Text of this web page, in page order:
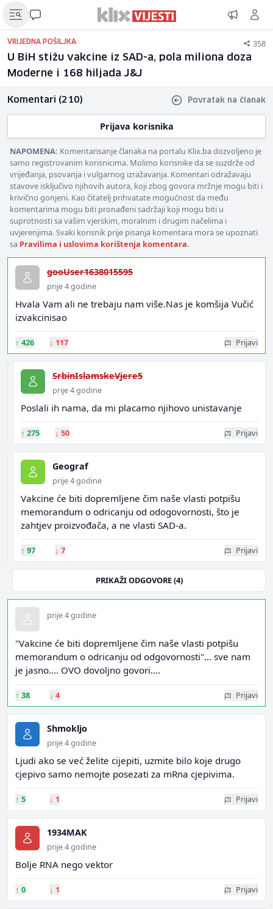
VRIJEDNA POŠILJKA 358
U BiH stižu vakcine iz SAD-a, pola miliona doza
Moderne i 168 hiljada J&J
Komentari (210) Povratak na članak
Prijava korisnika
NAPOMENA: Komentarisanje članaka na portalu Klix.ba dozvoljeno je
samo registrovanim korisnicima. Molimo korisnike da se suzdrže od
vrijeđanja, psovanja i vulgarnog izražavanja. Komentari odražavaju
stavove isključivo njihovih autora, koji zbog govora mržnje mogu biti i
krivično gonjeni. Kao čitatelj prihvatate mogućnost da među
komentarima mogu biti pronađeni sadržaji koji mogu biti u
suprotnosti sa vašim vjerskim, moralnim i drugim načelima i
uvjerenjima. Svaki korisnik prije pisanja komentara mora se upoznati
sa Pravilima i uslovima korištenja komentara.
gooUser1638015595
prije 4 godine
Hvala Vam ali ne trebaju nam više.Nas je komšija Vučić
izvakcinisao
↑ 426 ↓ 117 Prijavi
SrbinIslamskeVjere5
prije 4 godine
Poslali ih nama, da mi placamo njihovo unistavanje
↑ 275 ↓ 50 Prijavi
Geograf
prije 4 godine
Vakcine će biti dopremljene čim naše vlasti potpišu
memorandum o odricanju od odogovornosti, što je
zahtjev proizvođača, a ne vlasti SAD-a.
↑ 97 ↓ 7 Prijavi
PRIKAŽI ODGOVORE (4)
prije 4 godine
"Vakcine će biti dopremljene čim naše vlasti potpišu
memorandum o odricanju od odgovornosti"... sve nam
je jasno.... OVO dovoljno govori....
↑ 38 ↓ 4 Prijavi
Shmokljo
prije 4 godine
Ljudi ako se već želite cijepiti, uzmite bilo koje drugo
cjepivo samo nemojte posezati za mRna cjepivima.
↑ 5 ↓ 1 Prijavi
1934MAK
prije 4 godine
Bolje RNA nego vektor
↑ 0 ↓ 1 Prijavi